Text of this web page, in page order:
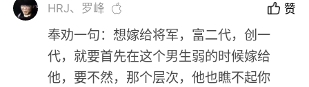
HRJ、罗峰 赞
奉劝一句：想嫁给将军，富二代，创一
代，就要首先在这个男生弱的时候嫁给
他，要不然，那个层次，他也瞧不起你